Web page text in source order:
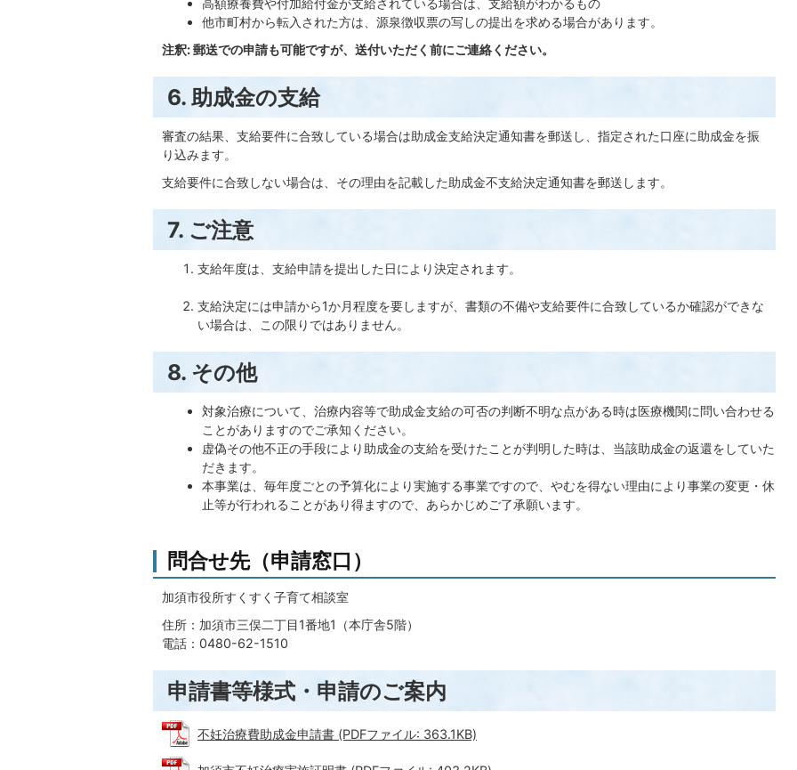
他市町村から転入された方は、源泉徴収票の写しの提出を求める場合があります。
注釈: 郵送での申請も可能ですが、送付いただく前にご連絡ください。
6. 助成金の支給
審査の結果、支給要件に合致している場合は助成金支給決定通知書を郵送し、指定された口座に助成金を振
り込みます。
支給要件に合致しない場合は、その理由を記載した助成金不支給決定通知書を郵送します。
7. ご注意
支給年度は、支給申請を提出した日により決定されます。
支給決定には申請から1か月程度を要しますが、書類の不備や支給要件に合致しているか確認ができな
い場合は、この限りではありません。
8. その他
対象治療について、治療内容等で助成金支給の可否の判断不明な点がある時は医療機関に問い合わせる
ことがありますのでご承知ください。
虚偽その他不正の手段により助成金の支給を受けたことが判明した時は、当該助成金の返還をしていた
だきます。
本事業は、毎年度ごとの予算化により実施する事業ですので、やむを得ない理由により事業の変更・休
止等が行われることがあり得ますので、あらかじめご了承願います。
問合せ先（申請窓口）
加須市役所すくすく子育て相談室
住所：加須市三俣二丁目1番地1（本庁舎5階）
電話：0480-62-1510
申請書等様式・申請のご案内
不妊治療費助成金申請書 (PDFファイル: 363.1KB)